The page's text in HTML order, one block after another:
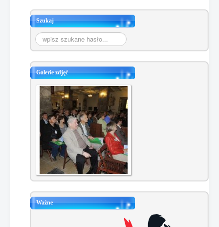
Szukaj
Szukaj...
Galerie zdjęć
Ważne